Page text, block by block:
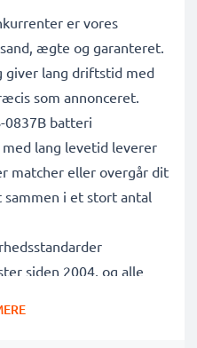
er vores
ægte og garanteret.
giver lang driftstid med
som annonceret.
0837B batteri
lang levetid leverer
matcher eller overgår dit
i et stort antal
siden 2004, og alle